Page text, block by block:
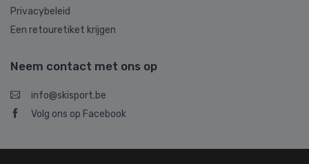
Privacybeleid
Een retouretiket krijgen
Neem contact met ons op
info@skisport.be
Volg ons op Facebook